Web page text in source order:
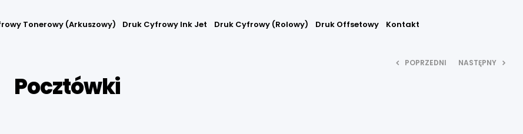
Tonerowy (arkuszowy) Druk Cyfrowy Ink Jet Druk Cyfrowy (rolowy) Druk Offsetowy Kontakt
POPRZEDNI NASTĘPNY
Pocztówki